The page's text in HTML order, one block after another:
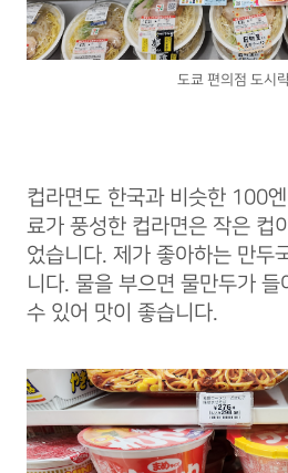
도쿄 편의점 도시
컵라면도 한국과 비슷한 100
료가 풍성한 컵라면은 작은 컵
었습니다. 제가 좋아하는 만두
니다. 물을 부으면 물만두가
수 있어 맛이 좋습니다.